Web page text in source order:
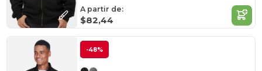
A partir de:
$82,44
-48%